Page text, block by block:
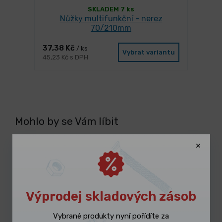
SKLADEM 7 ks
Nůžky multifunkční - nerez
70/210mm
37,38 Kč / ks
45,23 Kč s DPH
Vybrat variantu
Mohlo by se Vám líbit
Výprodej skladových zásob
Vybrané produkty nyní pořídíte za